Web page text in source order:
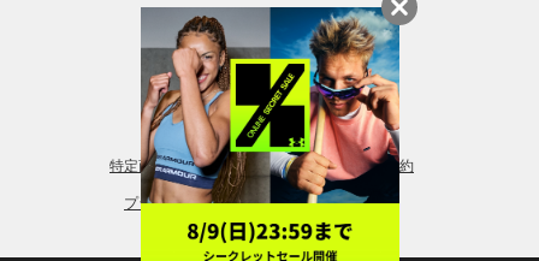
レギンス＆タイツ
特定商取引法に基づく通販の表記 会員規約
プライバシーポリシー